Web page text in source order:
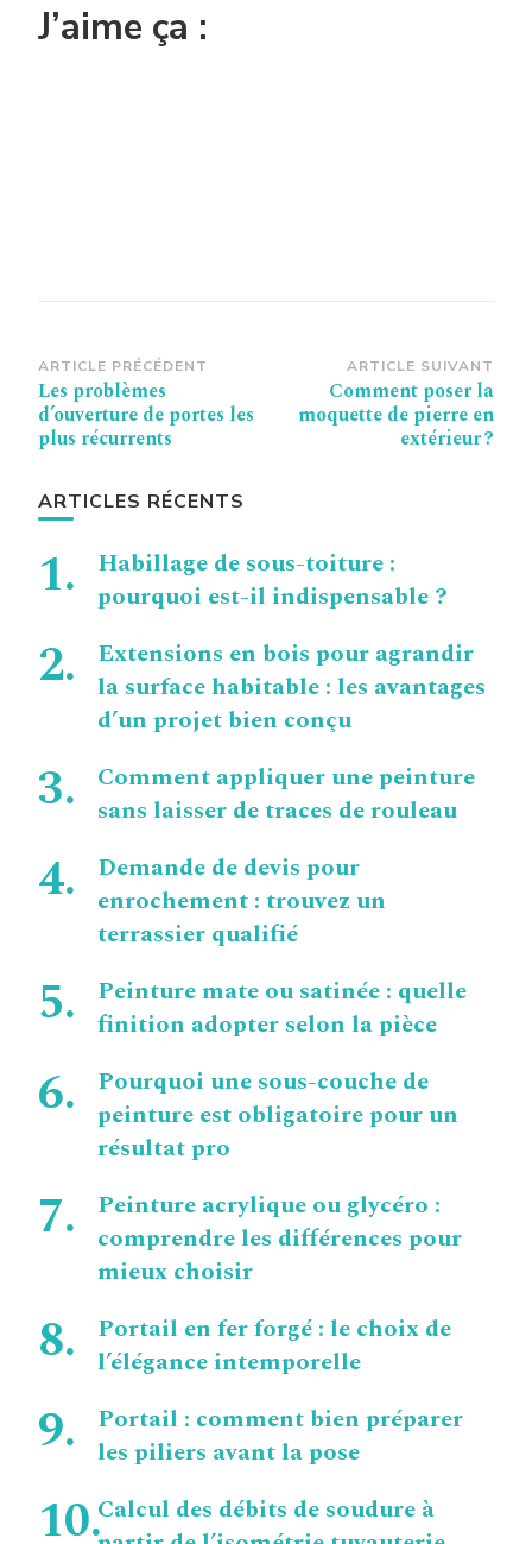
J’aime ça :
Navigation
d’article
ARTICLE PRÉCÉDENT
Les problèmes
d’ouverture de portes les
plus récurrents
ARTICLE SUIVANT
Comment poser la
moquette de pierre en
extérieur ?
ARTICLES RÉCENTS
Habillage de sous-toiture :
pourquoi est-il indispensable ?
Extensions en bois pour agrandir
la surface habitable : les avantages
d’un projet bien conçu
Comment appliquer une peinture
sans laisser de traces de rouleau
Demande de devis pour
enrochement : trouvez un
terrassier qualifié
Peinture mate ou satinée : quelle
finition adopter selon la pièce
Pourquoi une sous-couche de
peinture est obligatoire pour un
résultat pro
Peinture acrylique ou glycéro :
comprendre les différences pour
mieux choisir
Portail en fer forgé : le choix de
l’élégance intemporelle
Portail : comment bien préparer
les piliers avant la pose
Calcul des débits de soudure à